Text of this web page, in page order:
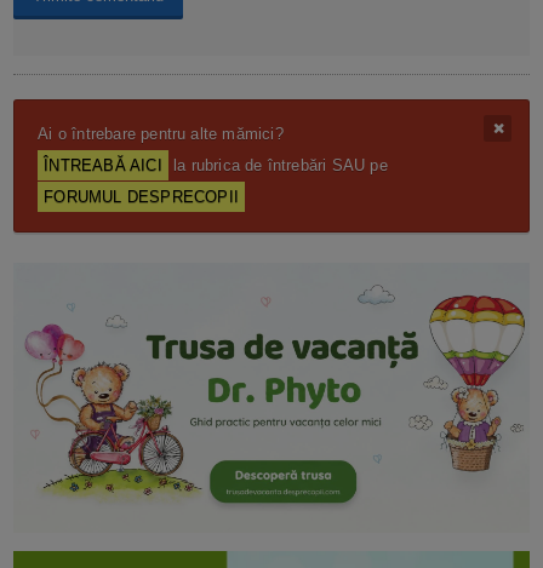
Ai o întrebare pentru alte mămici?
ÎNTREABĂ AICI
la rubrica de întrebări SAU pe
FORUMUL DESPRECOPII